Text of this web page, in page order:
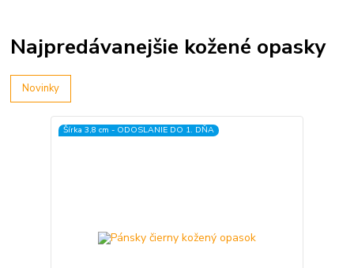
Najpredávanejšie kožené opasky
Novinky
Šírka 3,8 cm - ODOSLANIE DO 1. DŇA